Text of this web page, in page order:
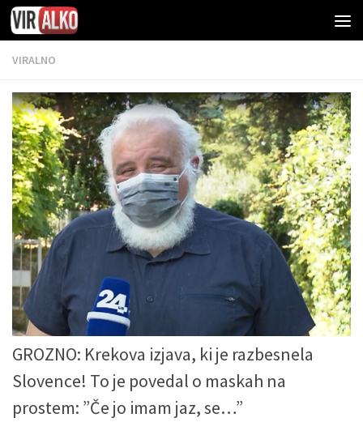
VIRALNO
GROZNO: Krekova izjava, ki je razbesnela
Slovence! To je povedal o maskah na
prostem: ”Če jo imam jaz, se…”